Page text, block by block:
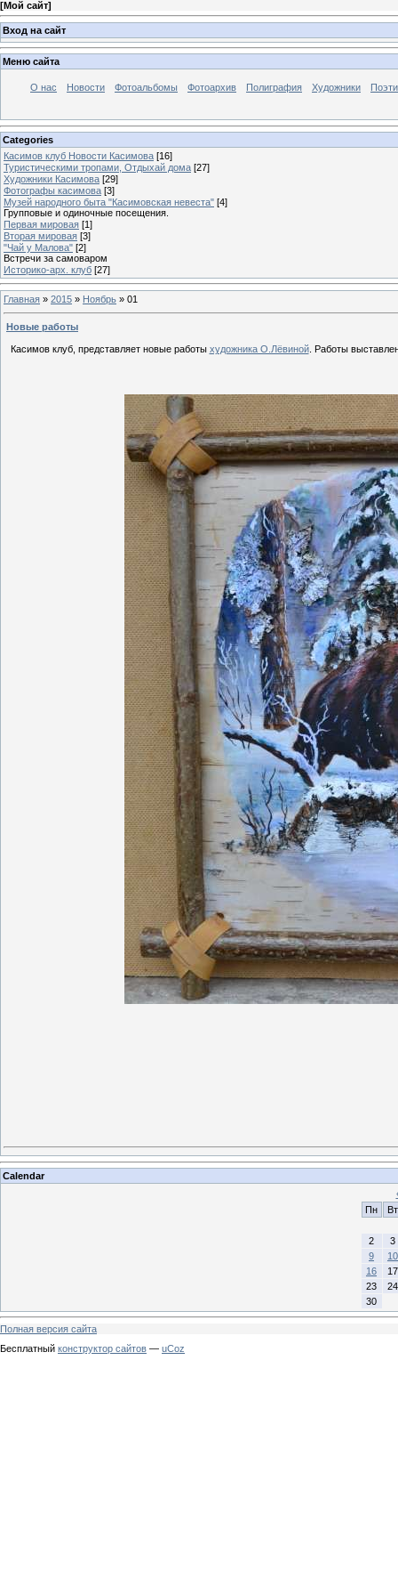
[Мой сайт]
Вход на сайт
Меню сайта
О нас Новости Фотоальбомы Фотоархив Полиграфия Художники
Categories
Касимов клуб Новости Касимова [16]
Туристическими тропами, Отдыхай дома [27]
Художники Касимова [29]
Фотографы касимова [3]
Музей народного быта "Касимовская невеста" [4]
Групповые и одиночные посещения.
Первая мировая [1]
Вторая мировая [3]
"Чай у Малова" [2]
Встречи за самоваром
Историко-арх. клуб [27]
Главная » 2015 » Ноябрь » 01
Новые работы
Касимов клуб, представляет новые работы художника О.Лёвиной. Работы
Calendar
Пн
Вт
2
3
9
10
16
17
23
24
30
Полная версия сайта
Бесплатный конструктор сайтов — uCoz